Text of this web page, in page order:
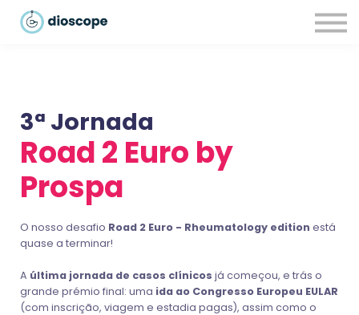
3ª Jornada
Road 2 Euro by
Prospa
O nosso desafio Road 2 Euro - Rheumatology edition está
quase a terminar!
A última jornada de casos clínicos já começou, e trás o
grande prémio final: uma ida ao Congresso Europeu EULAR
(com inscrição, viagem e estadia pagas), assim como o